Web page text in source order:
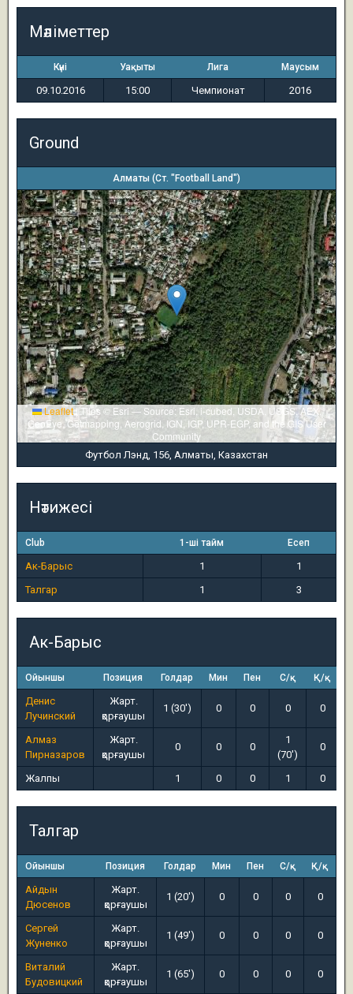
Мәліметтер
Күні Уақыты Лига Маусым
09.10.2016 15:00 Чемпионат 2016
Ground
Алматы (Ст. "Football Land")
Leaflet|Tiles © Esri — Source: Esri, i-cubed, USDA, USGS, AEX,
GeoEye, Getmapping, Aerogrid, IGN, IGP, UPR-EGP, and the GIS User
Community
Футбол Лэнд, 156, Алматы, Казахстан
Нәтижесі
Club 1-ші тайм Есеп
Ак-Барыс 1
1
Талгар
1 3
Ак-Барыс
Ойыншы Позиция Голдар Мин Пен С/қ Қ/қ
Денис
Лучинский
Жарт.
қорғаушы
1 (30') 0 0 0 0
Алмаз
Пирназаров
Жарт.
қорғаушы
0 0 0
1
(70')
0
Жалпы 1 0 0 1 0
Талгар
Ойыншы Позиция Голдар Мин Пен С/қ Қ/қ
Айдын
Дюсенов
Жарт.
қорғаушы
1 (20') 0 0 0 0
Сергей
Жуненко
Жарт.
қорғаушы
1 (49') 0 0 0 0
Виталий
Будовицкий
Жарт.
қорғаушы
1 (65') 0 0 0 0